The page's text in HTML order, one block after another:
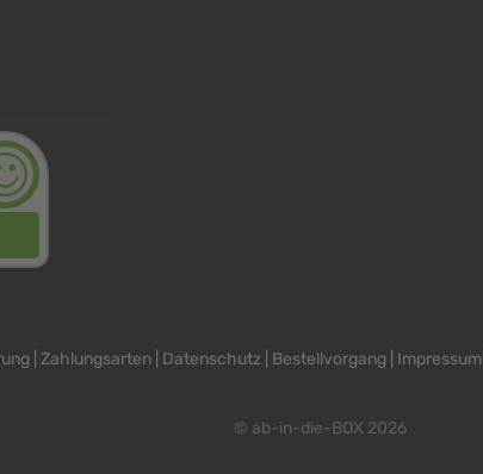
Zahlungsarten| Datenschutz| Bestellvorgang Impressum|
© ab-in-die-BOX 2026